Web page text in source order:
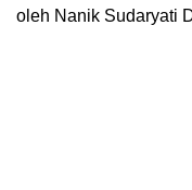
oleh Nanik Sudaryati